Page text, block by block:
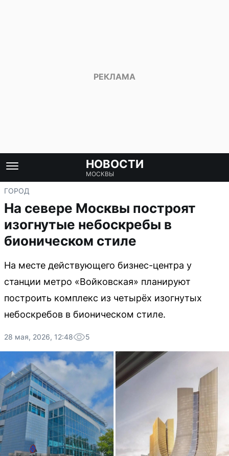
НОВОСТИ
МОСКВЫ
ГОРОД
На севере Москвы построят
изогнутые небоскребы в
бионическом стиле
На месте действующего бизнес-центра у
станции метро «Войковская» планируют
построить комплекс из четырёх изогнутых
небоскребов в бионическом стиле.
28 мая, 2026, 12:48 5